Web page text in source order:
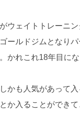
ウェイトトレーニ
ールドジムとなり
かれこれ18年目に
かも人気があって
か入ることができ